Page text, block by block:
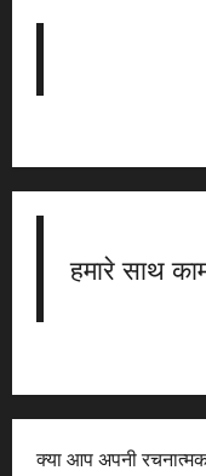
हमारे साथ
क्या आप अपनी